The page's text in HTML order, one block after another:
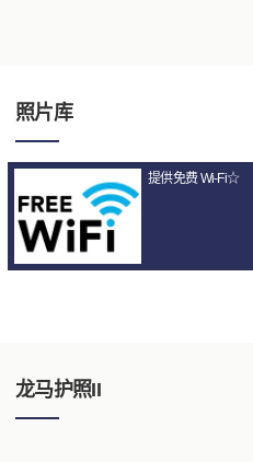
照片库
提供免费 Wi-Fi☆
龙马护照II